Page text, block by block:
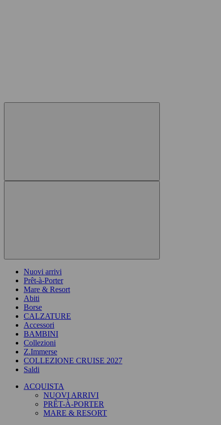
Nuovi arrivi
Prêt-à-Porter
Mare & Resort
Abiti
Borse
CALZATURE
Accessori
BAMBINI
Collezioni
Z.Immerse
COLLEZIONE CRUISE 2027
Saldi
ACQUISTA
NUOVI ARRIVI
PRÊT-À-PORTER
MARE & RESORT